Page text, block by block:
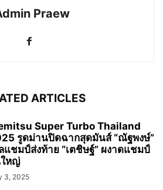
Praew
ARTICLES
Super Turbo Thailand
รูดม่านปิดฉากสุดมันส์ “ณัฐพงษ์”
แชมป์ส่งท้าย “เตชิษฐ์” ผงาดแชมป์
หญ่
3, 2025